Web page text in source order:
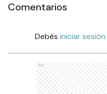
Comentarios
Debés iniciar sesión
Ads